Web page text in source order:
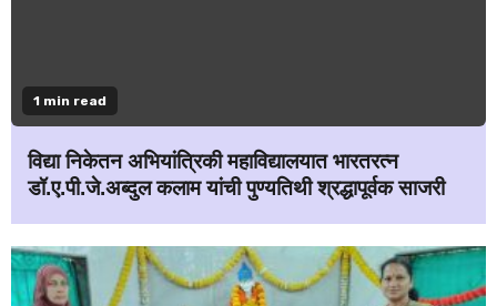
1 min read
विद्या निकेतन अभियांत्रिकी महाविद्यालयात भारतरत्न
डॉ.ए.पी.जे.अब्दुल कलाम यांची पुण्यतिथी श्रद्धापूर्वक साजरी